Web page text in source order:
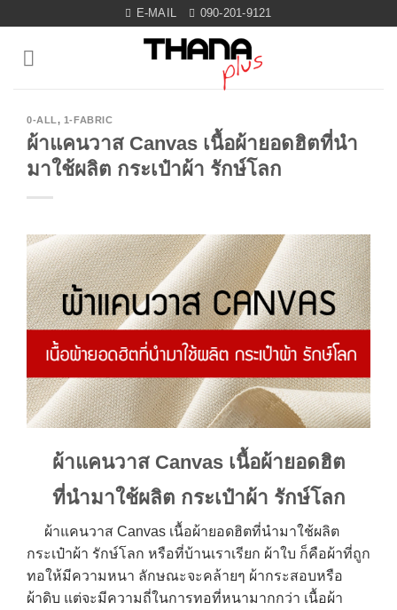
content
E-MAIL 090-201-9121
0-ALL, 1-FABRIC
ผ้าแคนวาส Canvas เนื้อผ้ายอดฮิตที่นำ
มาใช้ผลิต กระเป๋าผ้า รักษ์โลก
ผ้าแคนวาส Canvas เนื้อผ้ายอดฮิต
ที่นำมาใช้ผลิต กระเป๋าผ้า รักษ์โลก
ผ้าแคนวาส Canvas เนื้อผ้ายอดฮิตที่นำมาใช้ผลิต
กระเป๋าผ้า รักษ์โลก หรือที่บ้านเราเรียก ผ้าใบ ก็คือผ้าที่ถูก
ทอให้มีความหนา ลักษณะจะคล้ายๆ ผ้ากระสอบหรือ
ผ้าดิบ แต่จะมีความถี่ในการทอที่หนามากกว่า เนื้อผ้า